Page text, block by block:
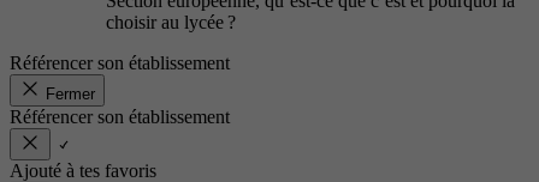
choisir au lycée ?
Référencer son établissement
Fermer
Référencer son établissement
Ajouté à tes favoris